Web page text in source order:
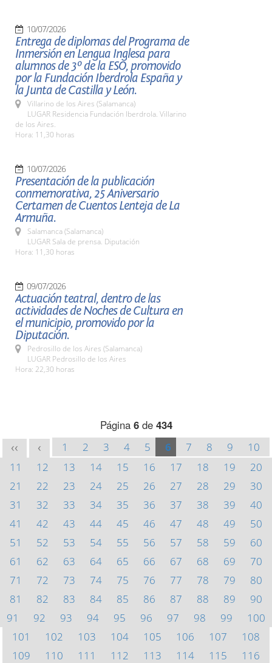
10/07/2026
Entrega de diplomas del Programa de
Inmersión en Lengua Inglesa para
alumnos de 3º de la ESO, promovido
por la Fundación Iberdrola España y
la Junta de Castilla y León.
Villarino de los Aires (Salamanca)
LUGAR Residencia Fundación Iberdrola. Villarino
de los Aires.
Hora: 11,30 horas
10/07/2026
Presentación de la publicación
conmemorativa, 25 Aniversario
Certamen de Cuentos Lenteja de La
Armuña.
Salamanca (Salamanca)
LUGAR Sala de prensa. Diputación
Hora: 11,30 horas
09/07/2026
Actuación teatral, dentro de las
actividades de Noches de Cultura en
el municipio, promovido por la
Diputación.
Pedrosillo de los Aires (Salamanca)
LUGAR Pedrosillo de los Aires
Hora: 22,30 horas
Página 6de 434
<< < 1 2 3 4 5 6 7 8 9
10
11
12 13 14 15 16 17 18 19
20
21
22 23 24 25 26 27 28 29
30
31
32 33 34 35 36 37 38 39
40
41
42 43 44 45 46 47 48 49
50
51
52 53 54 55 56 57 58 59
60
61
62 63 64 65 66 67 68 69
70
71
72 73 74 75 76 77 78 79
80
81
82 83 84 85 86 87 88 89
90
91
92 93 94 95 96 97 98 99
100
101
102 103 104 105 106 107
108
109
110 111 112 113 114 115
116